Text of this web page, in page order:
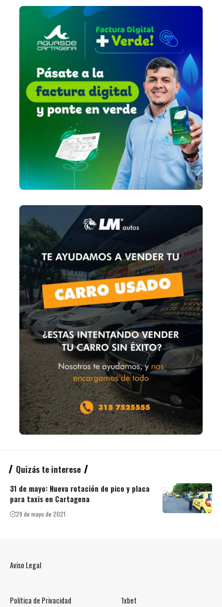
Quizás te interese
31 de mayo: Nueva rotación de pico y placa
para taxis en Cartagena
29 de mayo de 2021
Aviso Legal
Política de Privacidad 1xbet